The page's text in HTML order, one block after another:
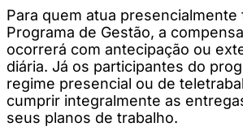
Para quem atua presencialmente
Programa de Gestão, a
ocorrerá com antecipação ou
diária. Já os participantes do
regime presencial ou de
cumprir integralmente as
seus planos de trabalho.